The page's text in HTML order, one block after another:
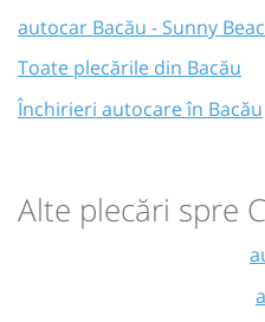
autocar Bacău - Sunny
Toate plecările din Bacău
Închirieri autocare în Bacău
Alte plecări spre